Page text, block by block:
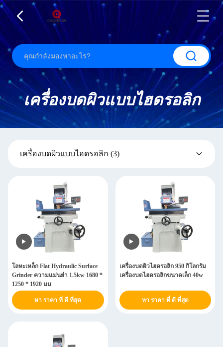
เครื่องบดผิวแบบไฮดรอลิก
เครื่องบดผิวแบบไฮดรอลิก (3)
โลหะเหล็ก Flat Hydraulic Surface
Grinder ความแม่นยํา 1.5kw 1680 *
1250 * 1920 มม
หา ราคา ที่ ดี ที่สุด
เครื่องบดผิวไฮดรอลิก 950 กิโลกรัม
เครื่องบดไฮดรอลิกขนาดเล็ก 40w
หา ราคา ที่ ดี ที่สุด